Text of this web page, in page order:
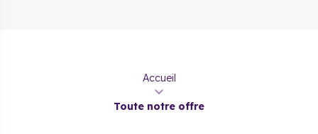
Accueil
Toute notre offre